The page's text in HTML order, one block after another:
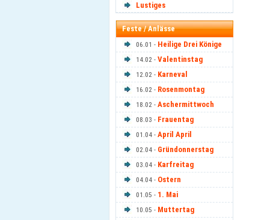
Lustiges
Feste / Anlässe
06.01 - Heilige Drei Könige
14.02 - Valentinstag
12.02 - Karneval
16.02 - Rosenmontag
18.02 - Aschermittwoch
08.03 - Frauentag
01.04 - April April
02.04 - Gründonnerstag
03.04 - Karfreitag
04.04 - Ostern
01.05 - 1. Mai
10.05 - Muttertag